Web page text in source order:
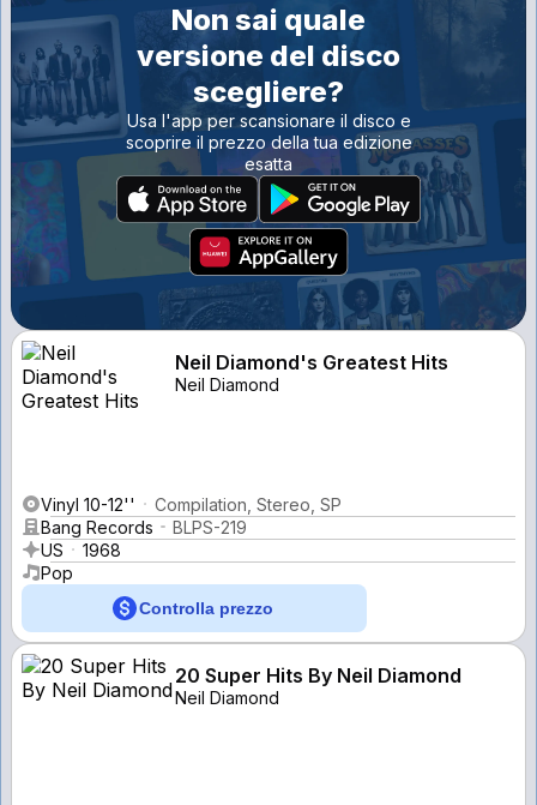
Non sai quale
versione del disco
scegliere?
Usa l'app per scansionare il disco e
scoprire il prezzo della tua edizione
esatta
Neil Diamond's Greatest Hits
Neil Diamond
Vinyl 10-12''
Compilation, Stereo, SP
Bang Records
BLPS-219
US
1968
Pop
Controlla prezzo
20 Super Hits By Neil Diamond
Neil Diamond